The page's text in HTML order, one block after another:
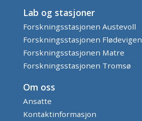
Lab og stasjoner
Forskningsstasjonen Austevoll
Forskningsstasjonen Flødevigen
Forskningsstasjonen Matre
Forskningsstasjonen Tromsø
Om oss
Ansatte
Kontaktinformasjon